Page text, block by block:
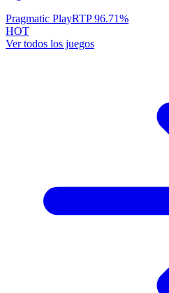
Pragmatic PlayRTP96.71%
HOT
Ver todos los juegos